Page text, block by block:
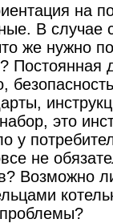
на
В случае
же нужно
Постоянная
это
у
не
Возможно